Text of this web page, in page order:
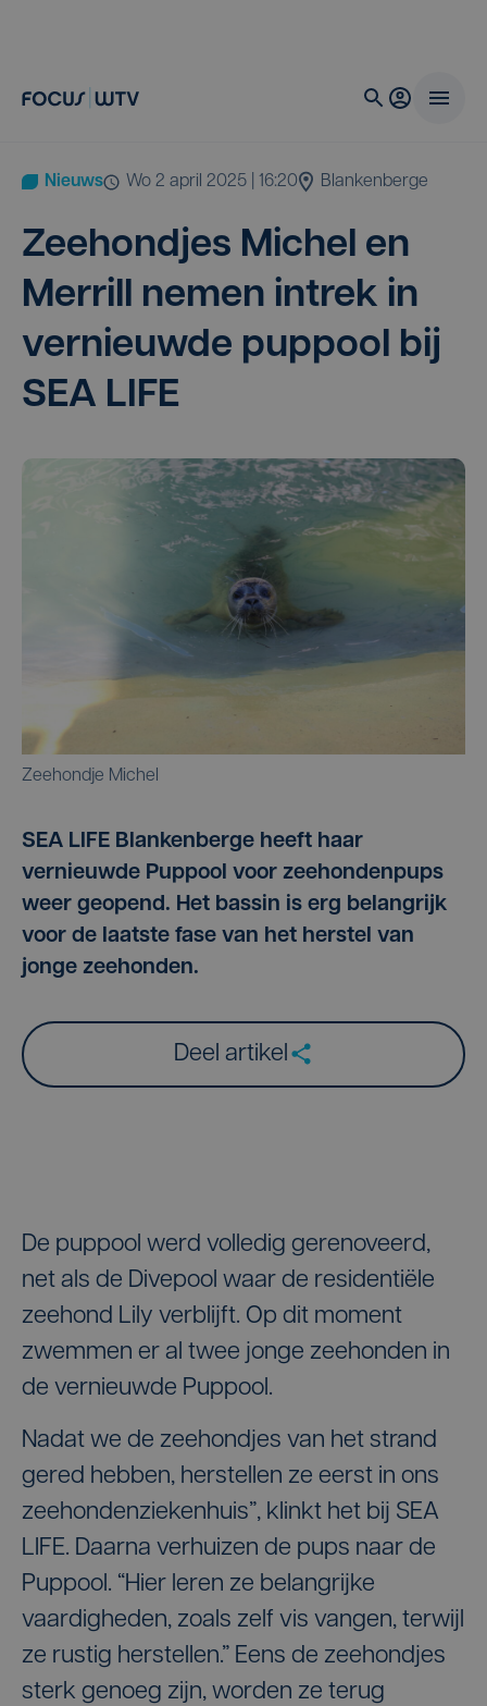
Nieuws wo 2 april 2025 | 16:20 Blankenberge
Zee­hond­jes Michel en
Mer­rill nemen intrek in
ver­nieuw­de pup­pool bij
SEA LIFE
Zeehondje Michel
SEA LIFE Blankenberge heeft haar
vernieuwde Puppool voor zeehondenpups
weer geopend. Het bassin is erg belangrijk
voor de laatste fase van het herstel van
jonge zeehonden.
Deel artikel
De puppool werd volledig gerenoveerd,
net als de Divepool waar de residentiële
zeehond Lily verblijft. Op dit moment
zwemmen er al twee jonge zeehonden in
de vernieuwde Puppool.
Nadat we de zeehondjes van het strand
gered hebben, herstellen ze eerst in ons
zeehondenziekenhuis”, klinkt het bij SEA
LIFE. Daarna verhuizen de pups naar de
Puppool. “Hier leren ze belangrijke
vaardigheden, zoals zelf vis vangen, terwijl
ze rustig herstellen.” Eens de zeehondjes
sterk genoeg zijn, worden ze terug